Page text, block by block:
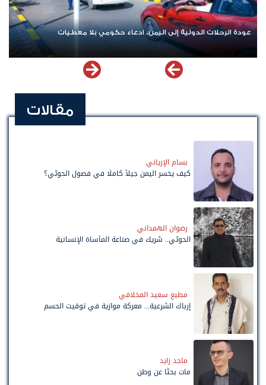
عودة الرحلات الدولية إلى اليمن.. ادعاء حكومي بلا معطيات
مقالات
بسام الإرياني
كيف يخسر اليمن جيلاً كاملًا في فصول الحوثي؟
رضوان الهمداني
الحوثي.. شريك في صناعة المأساة الإنسانية
مطيع سعيد المخلافي
إرباك الشرعية... معركة موازية في توقيت الحسم
ماجد زايد
مات بحثًا عن وطن